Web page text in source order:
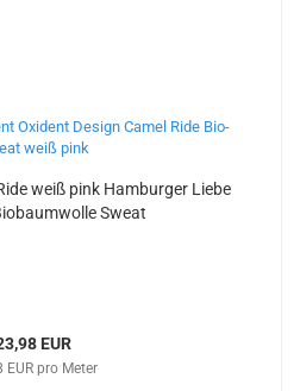
weiß pink Hamburger Liebe
Sweat
EUR
EUR pro Meter